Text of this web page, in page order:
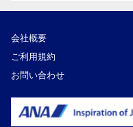
会社概要
ご利用規約
お問い合わせ